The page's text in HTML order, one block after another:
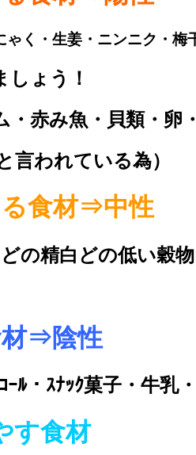
く・生姜・ニンニク・梅
しょう！
・赤み魚・貝類・卵
言われている為）
食材⇒中性
の精白どの低い穀物
材⇒陰性
ｰﾙ・ｽﾅｯｸ菓子・牛乳
す食材